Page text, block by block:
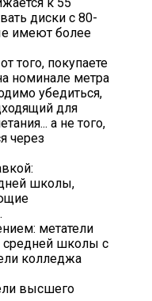
диски с 80-
имеют более
того, покупаете
номинале метра
убедиться,
для
а не того,
через
школы,
метатели
средней школы с
колледжа
высшего